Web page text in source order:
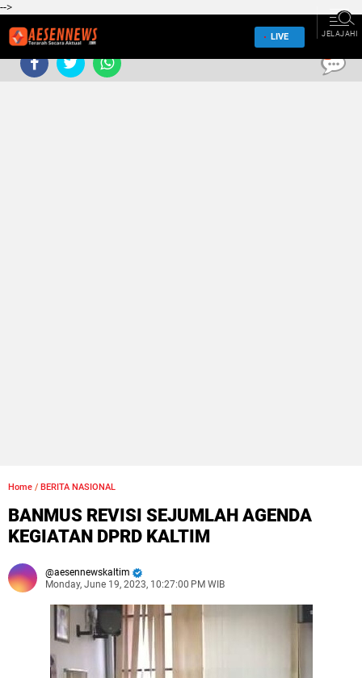
-->
LIVE JELAJAHI
Home / BERITA NASIONAL
BANMUS REVISI SEJUMLAH AGENDA
KEGIATAN DPRD KALTIM
aesennewskaltim
Monday, June 19, 2023, 10:27:00 PM WIB